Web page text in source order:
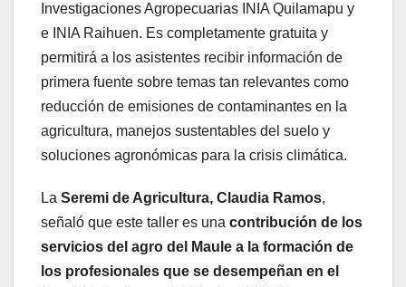
Investigaciones Agropecuarias INIA Quilamapu y
e INIA Raihuen. Es completamente gratuita y
permitirá a los asistentes recibir información de
primera fuente sobre temas tan relevantes como
reducción de emisiones de contaminantes en la
agricultura, manejos sustentables del suelo y
soluciones agronómicas para la crisis climática.
La Seremi de Agricultura, Claudia Ramos,
señaló que este taller es una contribución de los
servicios del agro del Maule a la formación de
los profesionales que se desempeñan en el